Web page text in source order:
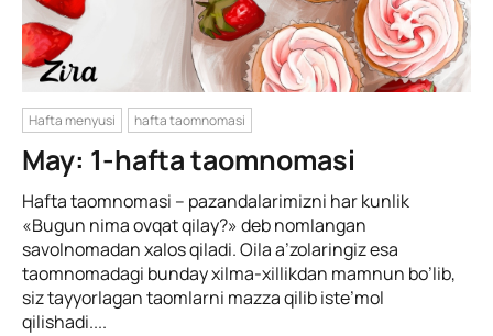
Hafta menyusi hafta taomnomasi
May: 1-hafta taomnomasi
Hafta taomnomasi – pazandalarimizni har kunlik
«Bugun nima ovqat qilay?» deb nomlangan
savolnomadan xalos qiladi. Oila a’zolaringiz esa
taomnomadagi bunday xilma-xillikdan mamnun bo’lib,
siz tayyorlagan taomlarni mazza qilib iste’mol
qilishadi....